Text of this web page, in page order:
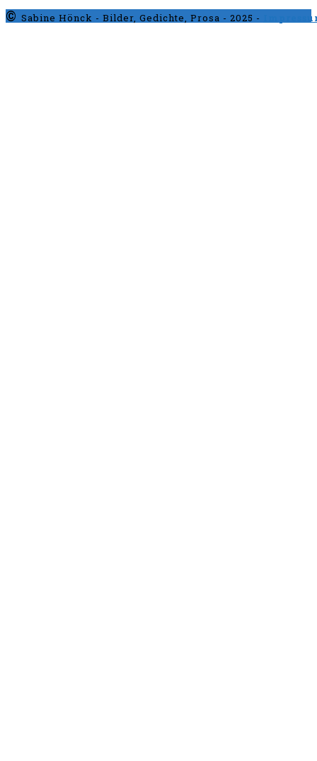
© Sabine Hönck - Bilder, Gedichte, Prosa - 2025 -